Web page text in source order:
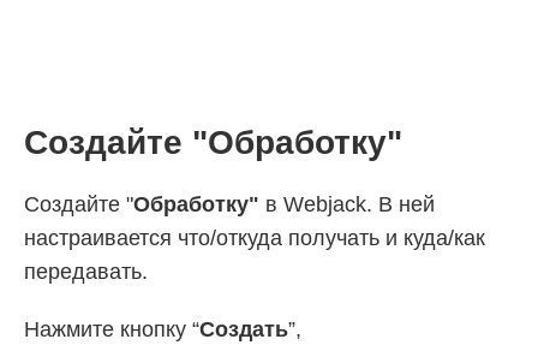
Создайте "Обработку"
Создайте "Обработку" в Webjack. В ней
настраивается что/откуда получать и куда/как
передавать.
Нажмите кнопку “Создать”,